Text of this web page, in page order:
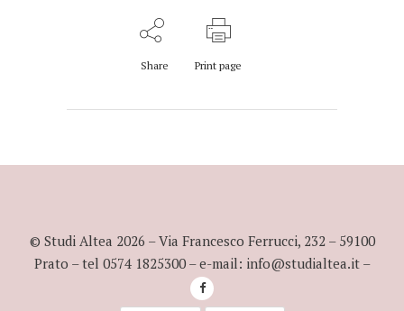
Share Print page
© Studi Altea 2026 – Via Francesco Ferrucci, 232 – 59100
Prato – tel 0574 1825300 – e-mail: info@studialtea.it –